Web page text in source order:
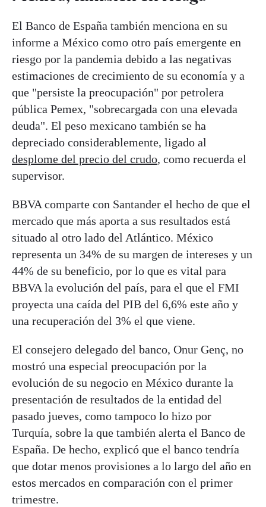
El Banco de España también menciona en su
informe a México como otro país emergente en
riesgo por la pandemia debido a las negativas
estimaciones de crecimiento de su economía y a
que "persiste la preocupación" por petrolera
pública Pemex, "sobrecargada con una elevada
deuda". El peso mexicano también se ha
depreciado considerablemente, ligado al
desplome del precio del crudo, como recuerda el
supervisor.
BBVA comparte con Santander el hecho de que el
mercado que más aporta a sus resultados está
situado al otro lado del Atlántico. México
representa un 34% de su margen de intereses y un
44% de su beneficio, por lo que es vital para
BBVA la evolución del país, para el que el FMI
proyecta una caída del PIB del 6,6% este año y
una recuperación del 3% el que viene.
El consejero delegado del banco, Onur Genç, no
mostró una especial preocupación por la
evolución de su negocio en México durante la
presentación de resultados de la entidad del
pasado jueves, como tampoco lo hizo por
Turquía, sobre la que también alerta el Banco de
España. De hecho, explicó que el banco tendría
que dotar menos provisiones a lo largo del año en
estos mercados en comparación con el primer
trimestre.